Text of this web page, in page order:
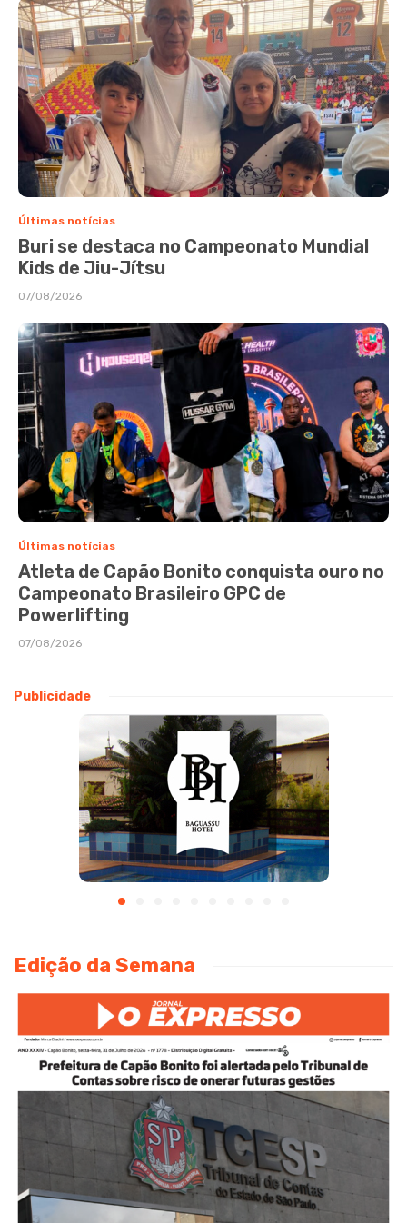
Últimas notícias
Buri se destaca no Campeonato Mundial
Kids de Jiu-Jítsu
07/08/2026
Últimas notícias
Atleta de Capão Bonito conquista ouro no
Campeonato Brasileiro GPC de
Powerlifting
07/08/2026
Publicidade
Edição da Semana